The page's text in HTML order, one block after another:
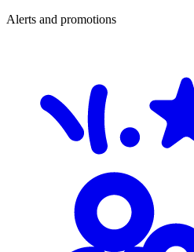
Alerts and promotions